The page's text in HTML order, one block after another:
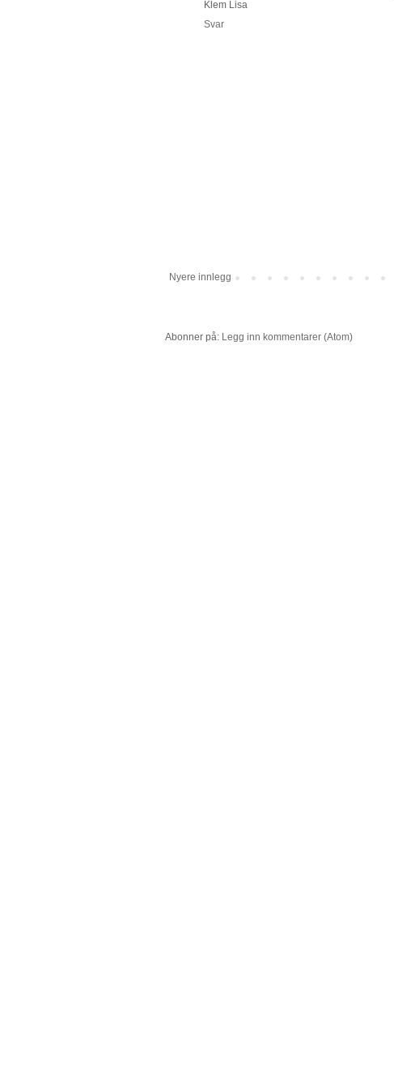
Klem Lisa
Svar
Nyere innlegg
Abonner på: Legg inn kommentarer (Atom)